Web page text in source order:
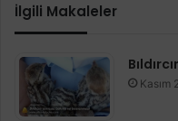
İlgili Makaleler
Kasım